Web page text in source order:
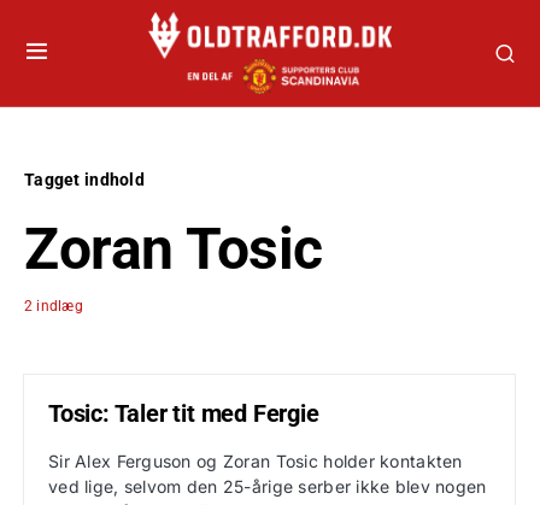
Tagget indhold
Zoran Tosic
2 indlæg
Tosic: Taler tit med Fergie
Sir Alex Ferguson og Zoran Tosic holder kontakten
ved lige, selvom den 25-årige serber ikke blev nogen